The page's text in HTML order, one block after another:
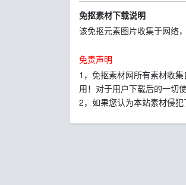
免抠素材下载说明
该免抠元素图片收集于网络
免责声明
1，免抠素材网所有素材收
用！对于用户下载后的一切
2，如果您认为本站素材侵